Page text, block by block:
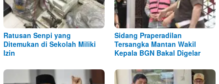
Ratusan Senpi yang
Ditemukan di Sekolah Miliki
Izin
Sidang Praperadilan
Tersangka Mantan Wakil
Kepala BGN Bakal Digelar